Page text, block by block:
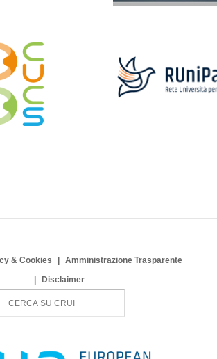
& Cookies
Amministrazione Trasparente
Disclaimer